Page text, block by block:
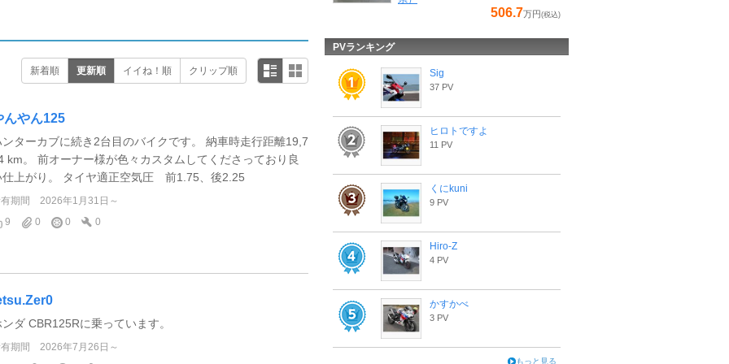
新着順 更新順 イイね！順 クリップ順
んやん125
ンターカブに続き2台目のバイクです。 納車時走行距離19,7
km。 前オーナー様が色々カスタムしてくださっており良
仕上がり。 タイヤ適正空気圧 前1.75、後2.25
期間
2026年1月31日～
9
0 0 0
ダ CBR125Rに乗っています。
期間
2026年7月26日～
506.7万円 (税込)
PVランキング
Sig
37 PV
ヒロトですよ
11 PV
くにkuni
9 PV
Hiro-Z
4 PV
かすかべ
3 PV
もっと見る